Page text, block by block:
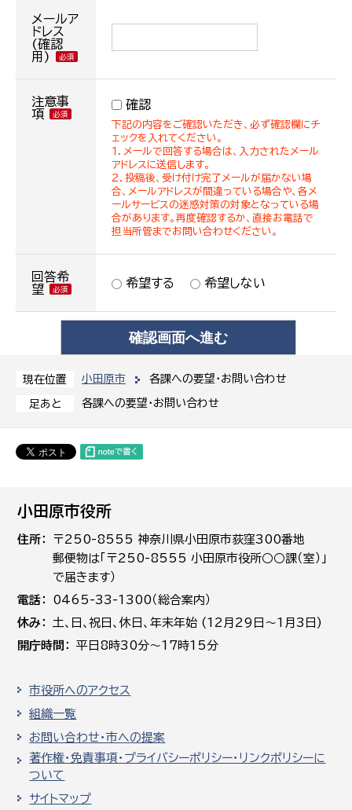
現在位置 小田原市 各課への要望・お問い合わせ
足あと 各課への要望・お問い合わせ
メールア
ドレス
(確認
用)
注意事
項
確認
下記の内容をご確認いただき、必ず確認欄にチ
ェックを入れてください。
１．メールで回答する場合は、入力されたメール
アドレスに送信します。
２．投稿後、受け付け完了メールが届かない場
合、メールアドレスが間違っている場合や、各メ
ールサービスの迷惑対策の対象となっている場
合があります。再度確認するか、直接お電話で
担当所管までお問い合わせください。
回答希
望
希望する 希望しない
小田原市役所
住所
〒250-8555 神奈川県小田原市荻窪300番地
郵便物は「〒250-8555 小田原市役所○○課（室）」
で届きます）
電話
0465-33-1300（総合案内）
休み
土､日､祝日、休日、年末年始 (12月29日～1月3日)
開庁時間
平日8時30分～17時15分
市役所へのアクセス
組織一覧
お問い合わせ・市への提案
著作権・免責事項・プライバシーポリシー・リンクポリシーに
ついて
サイトマップ